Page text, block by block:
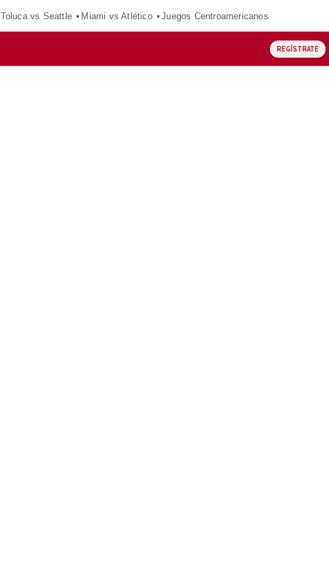
Toluca vs Seattle Miami vs Atlético Juegos Centroamericanos
REGÍSTRATE